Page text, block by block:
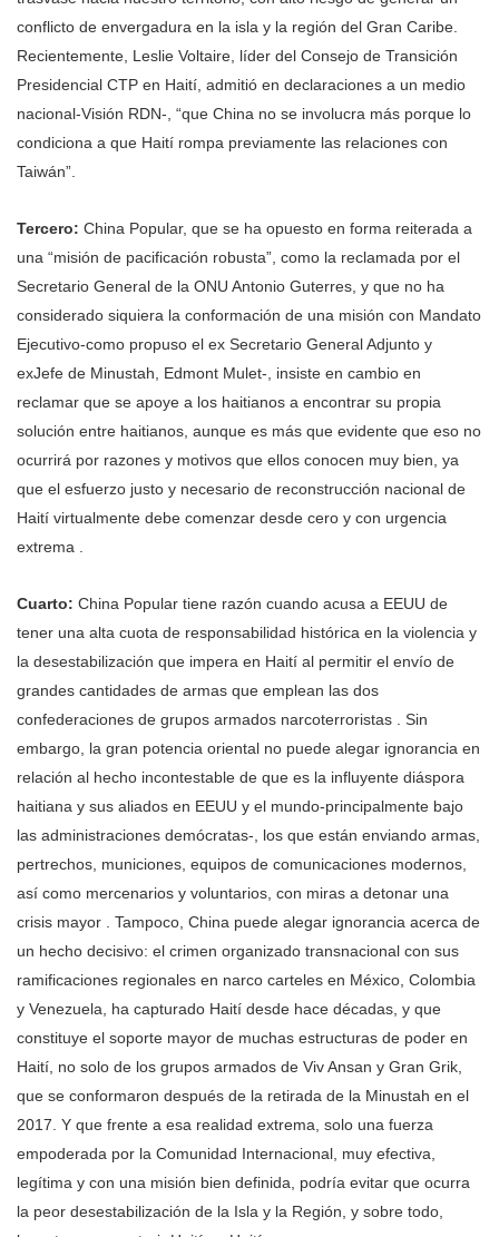
conflicto de envergadura en la isla y la región del Gran Caribe.
Recientemente, Leslie Voltaire, líder del Consejo de Transición
Presidencial CTP en Haití, admitió en declaraciones a un medio
nacional-Visión RDN-, “que China no se involucra más porque lo
condiciona a que Haití rompa previamente las relaciones con
Taiwán”.
Tercero: China Popular, que se ha opuesto en forma reiterada a
una “misión de pacificación robusta”, como la reclamada por el
Secretario General de la ONU Antonio Guterres, y que no ha
considerado siquiera la conformación de una misión con Mandato
Ejecutivo-como propuso el ex Secretario General Adjunto y
exJefe de Minustah, Edmont Mulet-, insiste en cambio en
reclamar que se apoye a los haitianos a encontrar su propia
solución entre haitianos, aunque es más que evidente que eso no
ocurrirá por razones y motivos que ellos conocen muy bien, ya
que el esfuerzo justo y necesario de reconstrucción nacional de
Haití virtualmente debe comenzar desde cero y con urgencia
extrema .
Cuarto: China Popular tiene razón cuando acusa a EEUU de
tener una alta cuota de responsabilidad histórica en la violencia y
la desestabilización que impera en Haití al permitir el envío de
grandes cantidades de armas que emplean las dos
confederaciones de grupos armados narcoterroristas . Sin
embargo, la gran potencia oriental no puede alegar ignorancia en
relación al hecho incontestable de que es la influyente diáspora
haitiana y sus aliados en EEUU y el mundo-principalmente bajo
las administraciones demócratas-, los que están enviando armas,
pertrechos, municiones, equipos de comunicaciones modernos,
así como mercenarios y voluntarios, con miras a detonar una
crisis mayor . Tampoco, China puede alegar ignorancia acerca de
un hecho decisivo: el crimen organizado transnacional con sus
ramificaciones regionales en narco carteles en México, Colombia
y Venezuela, ha capturado Haití desde hace décadas, y que
constituye el soporte mayor de muchas estructuras de poder en
Haití, no solo de los grupos armados de Viv Ansan y Gran Grik,
que se conformaron después de la retirada de la Minustah en el
2017. Y que frente a esa realidad extrema, solo una fuerza
empoderada por la Comunidad Internacional, muy efectiva,
legítima y con una misión bien definida, podría evitar que ocurra
la peor desestabilización de la Isla y la Región, y sobre todo,